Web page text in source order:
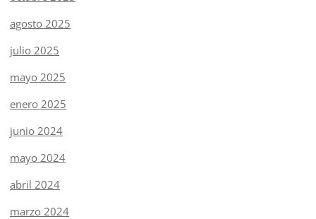
agosto 2025
julio 2025
mayo 2025
enero 2025
junio 2024
mayo 2024
abril 2024
marzo 2024